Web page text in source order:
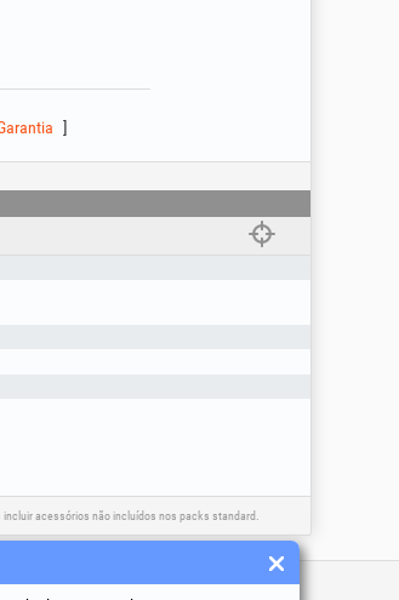
para maior
em caso de
acessórios não incluídos nos packs standard.